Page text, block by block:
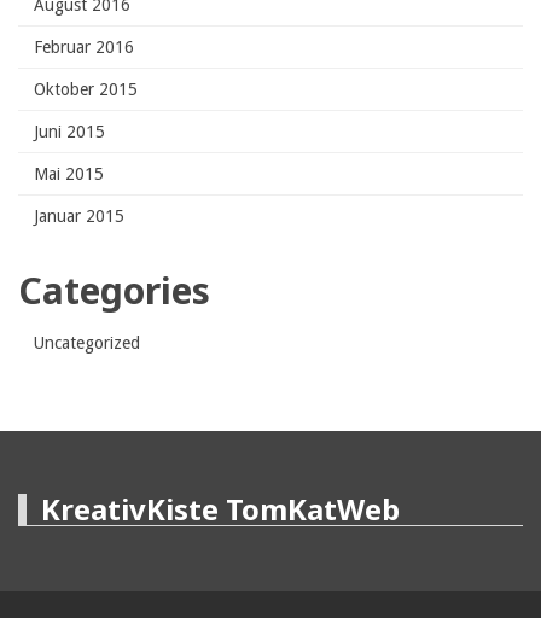
August 2016
Februar 2016
Oktober 2015
Juni 2015
Mai 2015
Januar 2015
Categories
Uncategorized
KreativKiste TomKatWeb